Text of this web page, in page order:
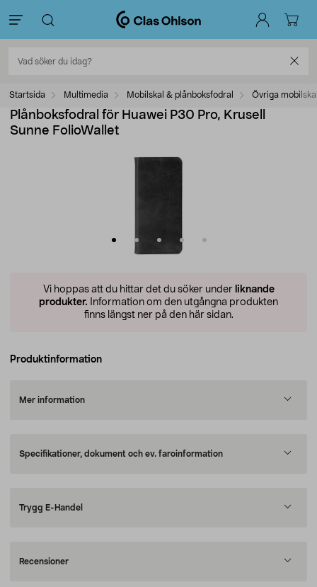
Startsida Multimedia Mobilskal & plånboksfodral Övriga
Plånboksfodral för Huawei P30 Pro, Krusell
Sunne FolioWallet
Vi hoppas att du hittar det du söker under liknande
produkter. Information om den utgångna produkten
finns längst ner på den här sidan.
Produktinformation
Mer information
Specifikationer, dokument och ev. faroinformation
Trygg E-Handel
Recensioner